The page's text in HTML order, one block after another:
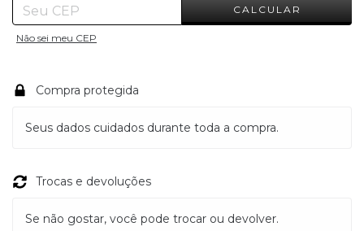
CALCULAR
Não sei meu CEP
Compra protegida
Seus dados cuidados durante toda a compra.
Trocas e devoluções
Se não gostar, você pode trocar ou devolver.